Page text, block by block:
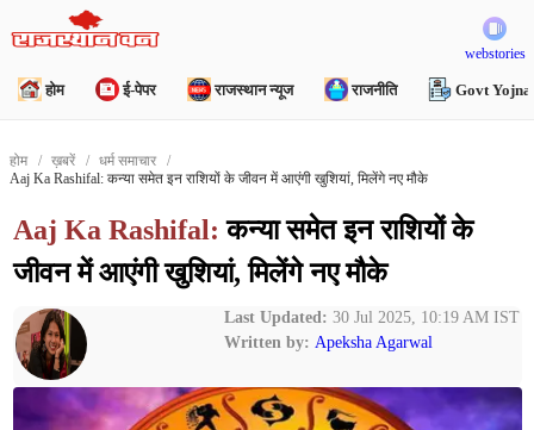
webstories
होम ई-पेपर राजस्थान न्यूज राजनीति Govt Yojna
होम ख़बरें
धर्म समाचार
Aaj Ka Rashifal: कन्या समेत इन राशियों के जीवन में आएंगी खुशियां, मिलेंगे नए मौके
Aaj Ka Rashifal: कन्या समेत इन राशियों के
जीवन में आएंगी खुशियां, मिलेंगे नए मौके
Last Updated: 30 Jul 2025, 10:19 AM IST
Written by: Apeksha Agarwal